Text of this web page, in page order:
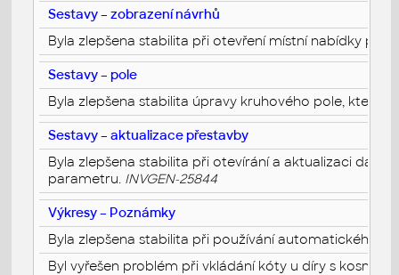
Sestavy – zobrazení návrhů
Byla zlepšena stabilita při otevření místní nabídky po
Sestavy – pole
Byla zlepšena stabilita úpravy kruhového pole, které
Sestavy – aktualizace přestavby
Byla zlepšena stabilita při otevírání a aktualizaci
parametru. INVGEN-25844
Výkresy – Poznámky
Byla zlepšena stabilita při používání automatického
Byl vyřešen problém při vkládání kóty u díry s